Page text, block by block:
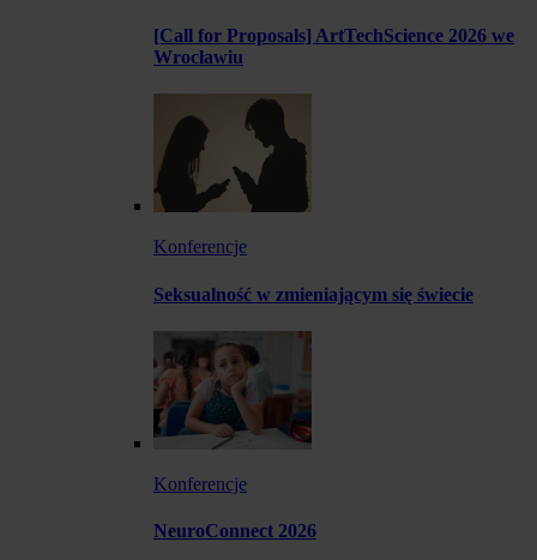
[Call for Proposals] ArtTechScience 2026 we
Wrocławiu
Konferencje
Seksualność w zmieniającym się świecie
Konferencje
NeuroConnect 2026